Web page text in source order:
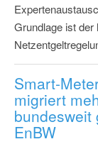
Grundlage ist
Smart-
migriert
bundesweit
EnBW